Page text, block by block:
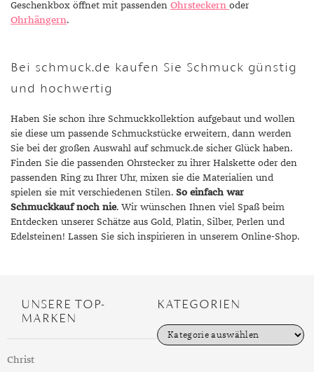
Geschenkbox öffnet mit passenden Ohrsteckern oder
Ohrhängern.
Bei schmuck.de kaufen Sie Schmuck günstig
und hochwertig
Haben Sie schon ihre Schmuckkollektion aufgebaut und wollen
sie diese um passende Schmuckstücke erweitern, dann werden
Sie bei der großen Auswahl auf schmuck.de sicher Glück haben.
Finden Sie die passenden Ohrstecker zu ihrer Halskette oder den
passenden Ring zu Ihrer Uhr, mixen sie die Materialien und
spielen sie mit verschiedenen Stilen. So einfach war
Schmuckkauf noch nie. Wir wünschen Ihnen viel Spaß beim
Entdecken unserer Schätze aus Gold, Platin, Silber, Perlen und
Edelsteinen! Lassen Sie sich inspirieren in unserem Online-Shop.
UNSERE TOP-
MARKEN
Christ
KATEGORIEN
K
a